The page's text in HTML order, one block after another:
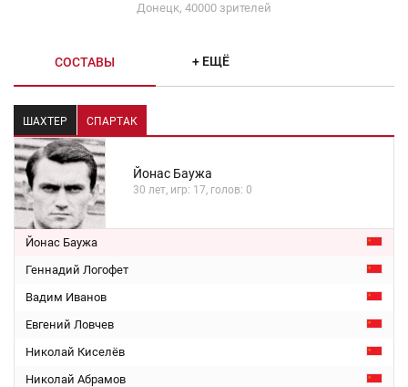
Донецк, 40000 зрителей
СОСТАВЫ + ЕЩЁ
ШАХТЕР СПАРТАК
Йонас Баужа
30 лет, игр: 17, голов: 0
Йонас Баужа
Геннадий Логофет
Вадим Иванов
Евгений Ловчев
Николай Киселёв
Николай Абрамов